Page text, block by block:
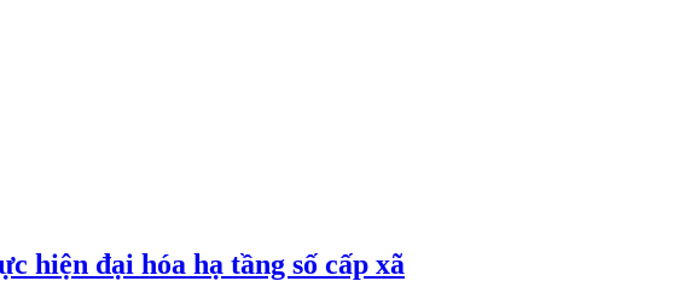
hiện đại hóa hạ tầng số cấp xã